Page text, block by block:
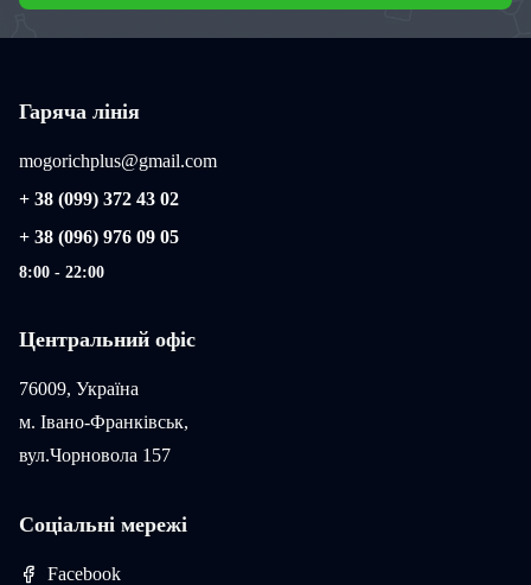
Гаряча лінія
mogorichplus@gmail.com
+ 38 (099) 372 43 02
+ 38 (096) 976 09 05
8:00 - 22:00
Центральний офіс
76009, Україна
м. Івано-Франківськ,
вул.Чорновола 157
Соціальні мережі
Facebook